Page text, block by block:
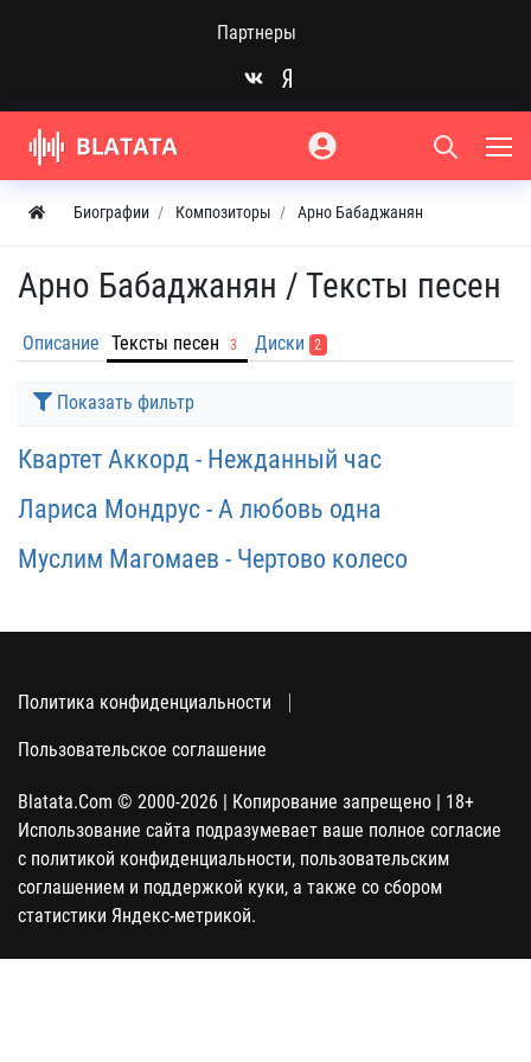
Партнеры
Биографии Композиторы Арно Бабаджанян
Арно Бабаджанян / Тексты песен
Описание Тексты песен 3 Диски 2
Показать фильтр
Квартет Аккорд - Нежданный час
Лариса Мондрус - А любовь одна
Муслим Магомаев - Чертово колесо
Политика конфиденциальности
Пользовательское соглашение
Blatata.Com © 2000-2026 | Копирование запрещено | 18+
Использование сайта подразумевает ваше полное согласие
с политикой конфиденциальности, пользовательским
соглашением и поддержкой куки, а также со сбором
статистики Яндекс-метрикой.